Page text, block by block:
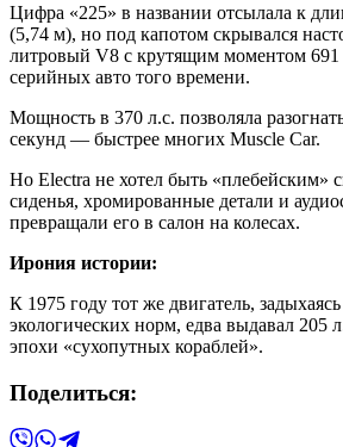
Цифра «225» в названии отсылала к
(5,74 м), но под капотом скрывался
литровый V8 с крутящим моментом
серийных авто того времени.
Мощность в 370 л.с. позволяла
секунд — быстрее многих Muscle Car.
Но Electra не хотел быть «плебейским»
сиденья, хромированные детали и
превращали его в салон на колесах.
Ирония истории:
К 1975 году тот же двигатель,
экологических норм, едва выдавал 205
эпохи «сухопутных кораблей».
Поделиться: